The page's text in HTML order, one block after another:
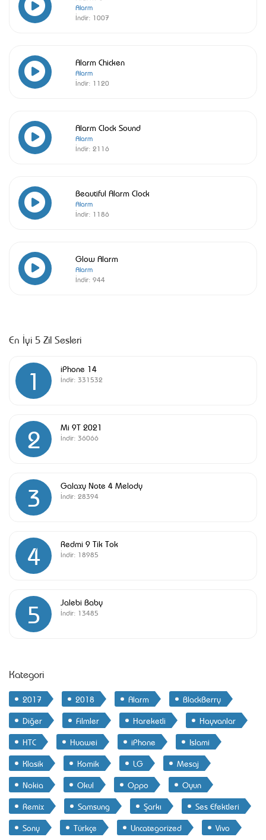
Alarm
İndir: 1007
Alarm Chicken
Alarm
İndir: 1120
Alarm Clock Sound
Alarm
İndir: 2116
Beautiful Alarm Clock
Alarm
İndir: 1186
Glow Alarm
Alarm
İndir: 944
En İyi 5 Zil Sesleri
1 iPhone 14
İndir: 331532
2 Mi 9T 2021
İndir: 36066
3 Galaxy Note 4 Melody
İndir: 28394
4 Redmi 9 Tik Tok
İndir: 18985
5 Jalebi Baby
İndir: 13485
Kategori
2017 2018 Alarm
BlackBerry
Diğer
Filmler Hareketli
Hayvanlar
HTC
Huawei iPhone
Islami
Klasik
Komik LG
Mesaj
Nokia
Okul Oppo
Oyun
Remix
Samsung Şarkı
Ses Efektleri
Sony
Türkçe Uncategorized Vivo